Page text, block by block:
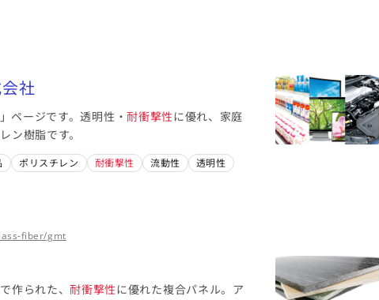
社
ページです。透明性・耐衝撃性に優れ、家庭
ン樹脂です。
ポリスチレン 耐衝撃性 流動性 透明性
fiber/gmt
作られた、耐衝撃性に優れた複合パネル。ア